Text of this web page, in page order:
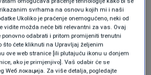
Oglas
svrhama na osnovu kojih mi i naši
Ukoliko je praćenje onemogućeno, neki od
vidite možda neće biti relevantni za vas. Ovaj
odabrati i pritom promijeniti trenutni
što ćete kliknuti na Upravljaj željenim
ove web stranice [ili plutajuću ikonu u donjem
ako je primjenjivo]. Vaš odabir će se
Wеб локација. Za više detalja, pogledajte